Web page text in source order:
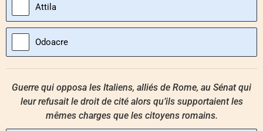
Attila
Odoacre
Guerre qui opposa les Italiens, alliés de Rome, au Sénat qui
leur refusait le droit de cité alors qu’ils supportaient les
mêmes charges que les citoyens romains.